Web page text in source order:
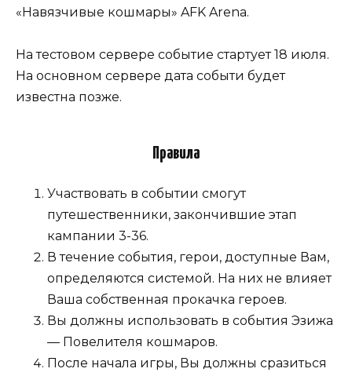
«Навязчивые кошмары» AFK Arena.
На тестовом сервере событие стартует 18 июля.
На основном сервере дата событи будет
известна позже.
Правила
Участвовать в событии смогут
путешественники, закончившие этап
кампании 3-36.
В течение события, герои, доступные Вам,
определяются системой. На них не влияет
Ваша собственная прокачка героев.
Вы должны использовать в события Эзижа
— Повелителя кошмаров.
После начала игры, Вы должны сразиться